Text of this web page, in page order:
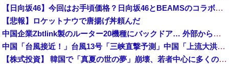
【日向坂46】今回はお手頃価格？日向坂46とBEAMSのコラボが決定！！
【悲報】ロケットナウで唐揚げ丼頼んだ
中国企業Zbtlink製のルーター20機種にバックドア… 外部から完全制御のおそれ
中国「台風接近！」台風13号「三峡直撃予測」中国「上流大洪水！（三峡上流」中国都市「8/5の映像（動画」三峡ダム「緊急放流（決壊危機」中国「下流大水害（震え声」→
【株式投資】 韓国で「真夏の世の夢」崩壊、若者中心に多くの人が「人生オワタ」―中国メディア